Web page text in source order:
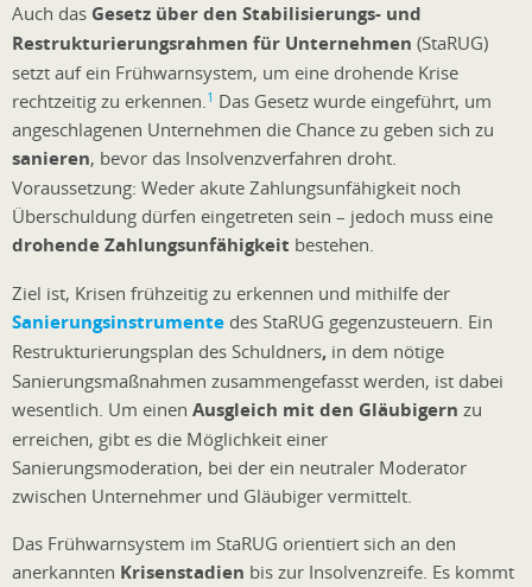
Auch das Gesetz über den Stabilisierungs- und
Restrukturierungsrahmen für Unternehmen (StaRUG)
setzt auf ein Frühwarnsystem, um eine drohende Krise
rechtzeitig zu erkennen.1 Das Gesetz wurde eingeführt, um
angeschlagenen Unternehmen die Chance zu geben sich zu
sanieren, bevor das Insolvenzverfahren droht.
Voraussetzung: Weder akute Zahlungsunfähigkeit noch
Überschuldung dürfen eingetreten sein – jedoch muss eine
drohende Zahlungsunfähigkeit bestehen.
Ziel ist, Krisen frühzeitig zu erkennen und mithilfe der
Sanierungsinstrumente des StaRUG gegenzusteuern. Ein
Restrukturierungsplan des Schuldners, in dem nötige
Sanierungsmaßnahmen zusammengefasst werden, ist dabei
wesentlich. Um einen Ausgleich mit den Gläubigern zu
erreichen, gibt es die Möglichkeit einer
Sanierungsmoderation, bei der ein neutraler Moderator
zwischen Unternehmer und Gläubiger vermittelt.
Das Frühwarnsystem im StaRUG orientiert sich an den
anerkannten Krisenstadien bis zur Insolvenzreife. Es kommt